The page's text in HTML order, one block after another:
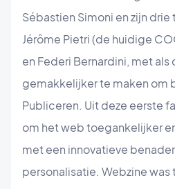
Sébastien Simoni en zijn
Jérôme Pietri (de huidige
en Federi Bernardini, met als
gemakkelijker te maken om
Publiceren. Uit deze eerste
om het web toegankelijker
met een innovatieve
personalisatie. Webzine